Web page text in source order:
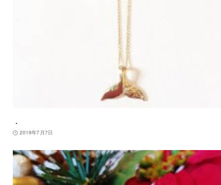
．
2019年7月7日